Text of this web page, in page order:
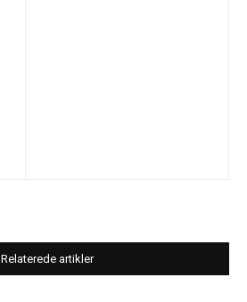
Relaterede artikler